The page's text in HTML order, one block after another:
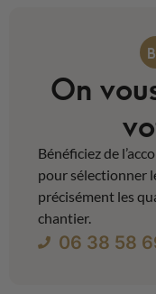
On
Bénéficiez de
pour sélectionner
précisément les
chantier.
06 38 58